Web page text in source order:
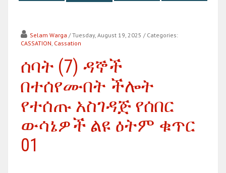
Selam Warga / Tuesday, August 19, 2025 / Categories:
CASSATION, Cassation
ሰባት (7) ዳኞች
በተሰየሙበት ችሎት
የተሰጡ አስገዳጅ የሰበር
ውሳኔዎች ልዩ ዕትም ቁጥር
01